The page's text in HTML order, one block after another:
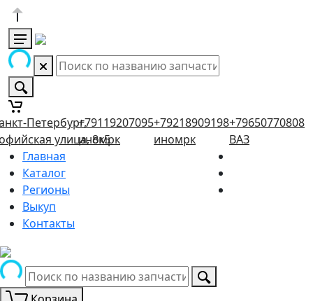
Петербург,
улица, 8к5
+79119207095
иномрк
+79218909198
иномрк
+79650770808
ВАЗ
Главная
Каталог
Регионы
Выкуп
Контакты